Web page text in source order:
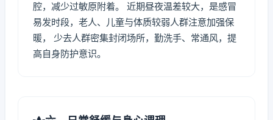
腔，减少过敏原附着。 近期昼夜温差较大，是感冒
易发时段，老人、儿童与体质较弱人群注意加强保
暖， 少去人群密集封闭场所，勤洗手、常通风，提
高自身防护意识。